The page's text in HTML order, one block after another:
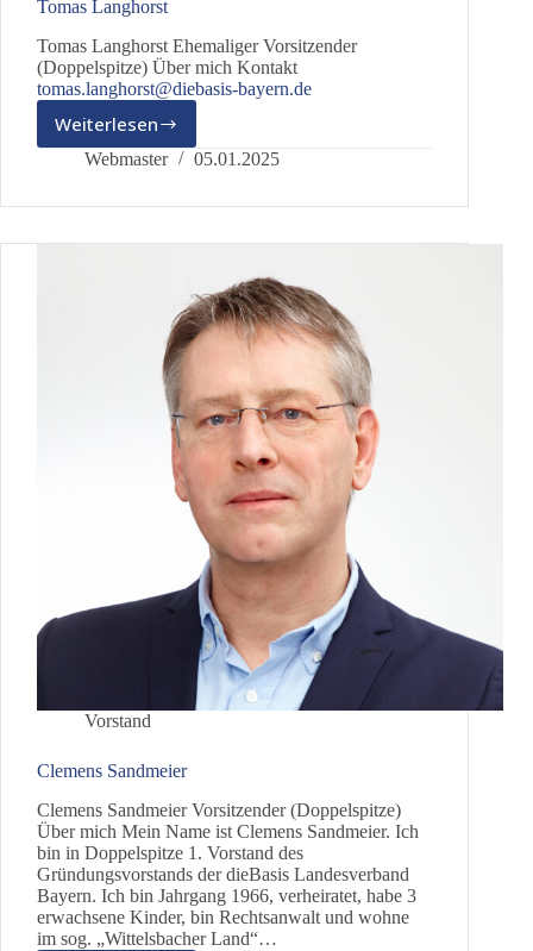
Tomas Langhorst
Tomas Langhorst Ehemaliger Vorsitzender
(Doppelspitze) Über mich Kontakt
tomas.langhorst@diebasis-bayern.de
Weiterlesen
Tomas
Langhorst
Webmaster 05.01.2025
Vorstand
Clemens Sandmeier
Clemens Sandmeier Vorsitzender (Doppelspitze)
Über mich Mein Name ist Clemens Sandmeier. Ich
bin in Doppelspitze 1. Vorstand des
Gründungsvorstands der dieBasis Landesverband
Bayern. Ich bin Jahrgang 1966, verheiratet, habe 3
erwachsene Kinder, bin Rechtsanwalt und wohne
im sog. „Wittelsbacher Land“…